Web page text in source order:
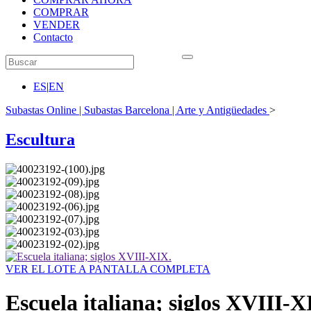
COMPRAR
VENDER
Contacto
ES|EN
Subastas Online | Subastas Barcelona | Arte y Antigüedades >
Escultura
VER EL LOTE A PANTALLA COMPLETA
Escuela italiana; siglos XVIII-